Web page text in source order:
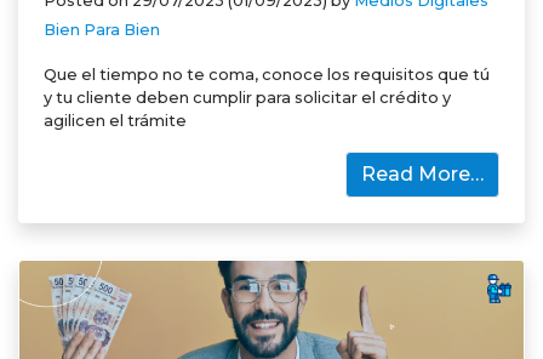
Bien Para Bien
Que el tiempo no te coma, conoce los requisitos que tú
y tu cliente deben cumplir para solicitar el crédito y
agilicen el trámite
Read More…